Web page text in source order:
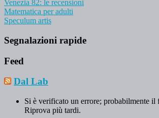
Venezia 82: le recensioni
Matematica per adulti
Speculum artis
Segnalazioni rapide
Feed
Dal Lab
Si è verificato un errore; probabilmente il
Riprova più tardi.